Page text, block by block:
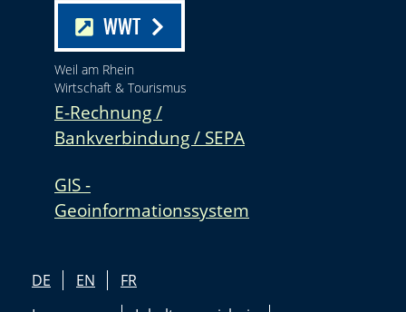
WWT
Weil am Rhein
Wirtschaft & Tourismus
E-Rechnung /
Bankverbindung / SEPA
GIS -
Geoinformationssystem
DE EN
FR